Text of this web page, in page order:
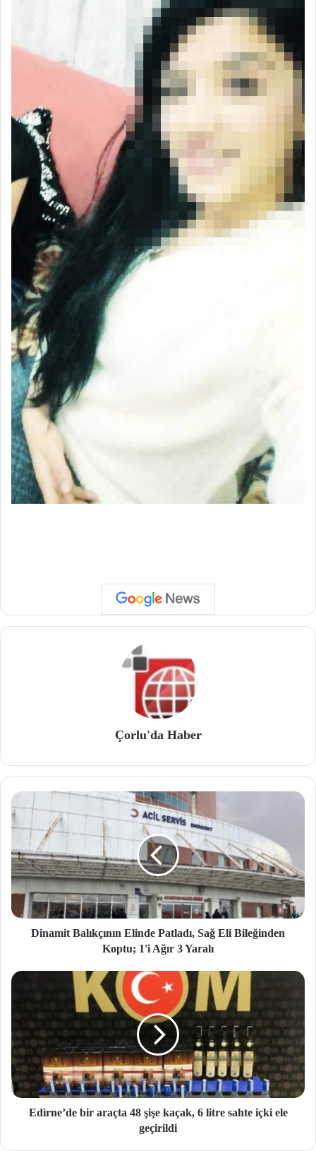
Çorlu'da Haber
Dinamit Balıkçının Elinde Patladı, Sağ Eli Bileğinden
Koptu; 1'i Ağır 3 Yaralı
Edirne’de bir araçta 48 şişe kaçak, 6 litre sahte içki ele
geçirildi